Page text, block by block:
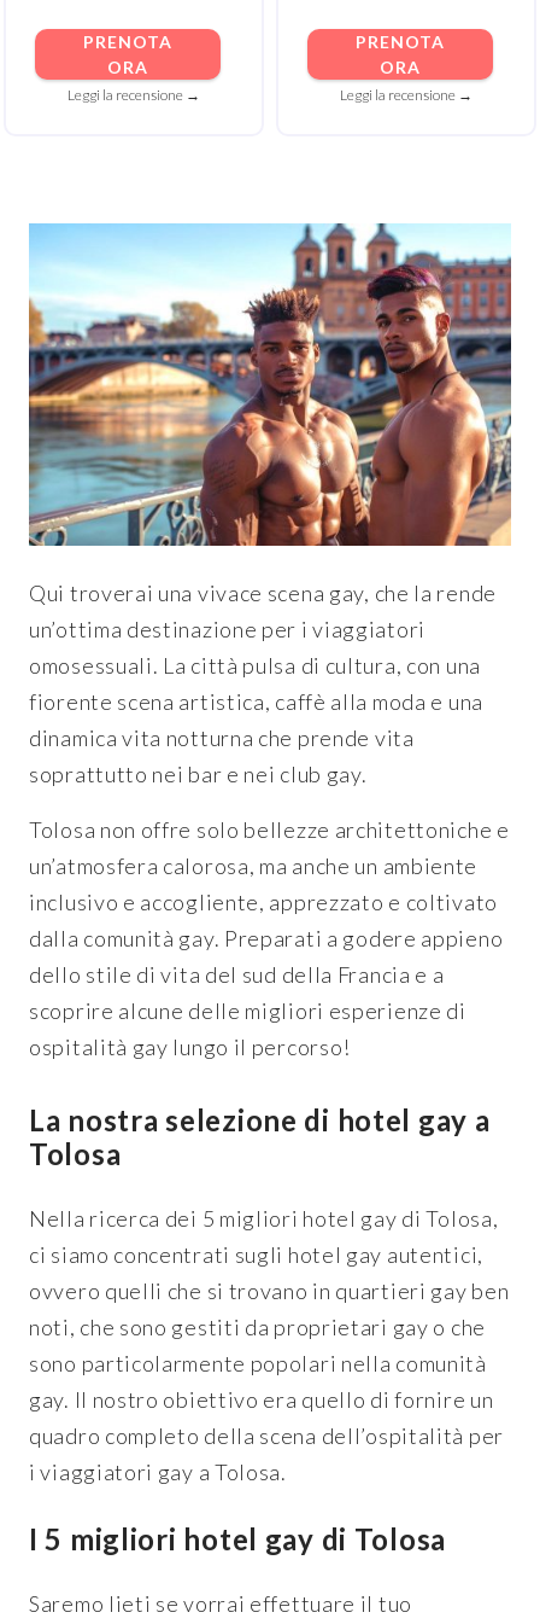
PRENOTA
ORA
Leggi la recensione →
PRENOTA
ORA
Leggi la recensione →
Qui troverai una vivace scena gay, che la rende
un’ottima destinazione per i viaggiatori
omosessuali. La città pulsa di cultura, con una
fiorente scena artistica, caffè alla moda e una
dinamica vita notturna che prende vita
soprattutto nei bar e nei club gay.
Tolosa non offre solo bellezze architettoniche e
un’atmosfera calorosa, ma anche un ambiente
inclusivo e accogliente, apprezzato e coltivato
dalla comunità gay. Preparati a godere appieno
dello stile di vita del sud della Francia e a
scoprire alcune delle migliori esperienze di
ospitalità gay lungo il percorso!
La nostra selezione di hotel gay a
Tolosa
Nella ricerca dei 5 migliori hotel gay di Tolosa,
ci siamo concentrati sugli hotel gay autentici,
ovvero quelli che si trovano in quartieri gay ben
noti, che sono gestiti da proprietari gay o che
sono particolarmente popolari nella comunità
gay. Il nostro obiettivo era quello di fornire un
quadro completo della scena dell’ospitalità per
i viaggiatori gay a Tolosa.
I 5 migliori hotel gay di Tolosa
Saremo lieti se vorrai effettuare il tuo